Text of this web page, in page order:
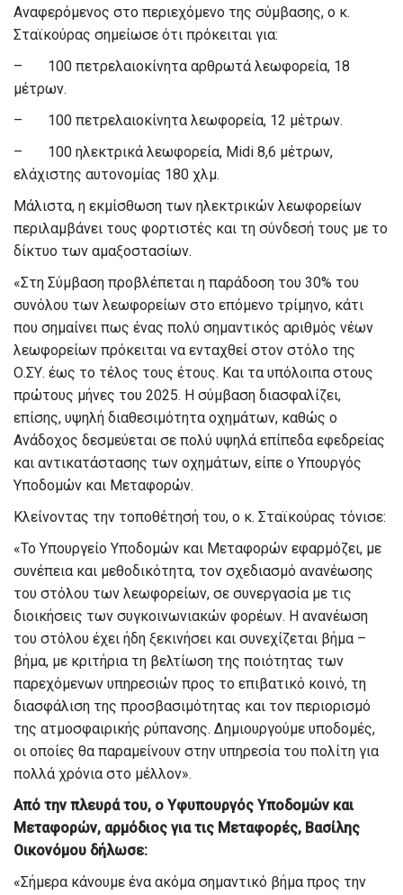
Αναφερόμενος στο περιεχόμενο της σύμβασης, ο κ.
Σταϊκούρας σημείωσε ότι πρόκειται για:
– 100 πετρελαιοκίνητα αρθρωτά λεωφορεία, 18
μέτρων.
– 100 πετρελαιοκίνητα λεωφορεία, 12 μέτρων.
– 100 ηλεκτρικά λεωφορεία, Midi 8,6 μέτρων,
ελάχιστης αυτονομίας 180 χλμ.
Μάλιστα, η εκμίσθωση των ηλεκτρικών λεωφορείων
περιλαμβάνει τους φορτιστές και τη σύνδεσή τους με το
δίκτυο των αμαξοστασίων.
«Στη Σύμβαση προβλέπεται η παράδοση του 30% του
συνόλου των λεωφορείων στο επόμενο τρίμηνο, κάτι
που σημαίνει πως ένας πολύ σημαντικός αριθμός νέων
λεωφορείων πρόκειται να ενταχθεί στον στόλο της
Ο.ΣΥ. έως το τέλος τους έτους. Και τα υπόλοιπα στους
πρώτους μήνες του 2025. Η σύμβαση διασφαλίζει,
επίσης, υψηλή διαθεσιμότητα οχημάτων, καθώς ο
Ανάδοχος δεσμεύεται σε πολύ υψηλά επίπεδα εφεδρείας
και αντικατάστασης των οχημάτων, είπε ο Υπουργός
Υποδομών και Μεταφορών.
Κλείνοντας την τοποθέτησή του, ο κ. Σταϊκούρας τόνισε:
«Το Υπουργείο Υποδομών και Μεταφορών εφαρμόζει, με
συνέπεια και μεθοδικότητα, τον σχεδιασμό ανανέωσης
του στόλου των λεωφορείων, σε συνεργασία με τις
διοικήσεις των συγκοινωνιακών φορέων. Η ανανέωση
του στόλου έχει ήδη ξεκινήσει και συνεχίζεται βήμα –
βήμα, με κριτήρια τη βελτίωση της ποιότητας των
παρεχόμενων υπηρεσιών προς το επιβατικό κοινό, τη
διασφάλιση της προσβασιμότητας και τον περιορισμό
της ατμοσφαιρικής ρύπανσης. Δημιουργούμε υποδομές,
οι οποίες θα παραμείνουν στην υπηρεσία του πολίτη για
πολλά χρόνια στο μέλλον».
Από την πλευρά του, ο Υφυπουργός Υποδομών και
Μεταφορών, αρμόδιος για τις Μεταφορές, Βασίλης
Οικονόμου δήλωσε:
«Σήμερα κάνουμε ένα ακόμα σημαντικό βήμα προς την